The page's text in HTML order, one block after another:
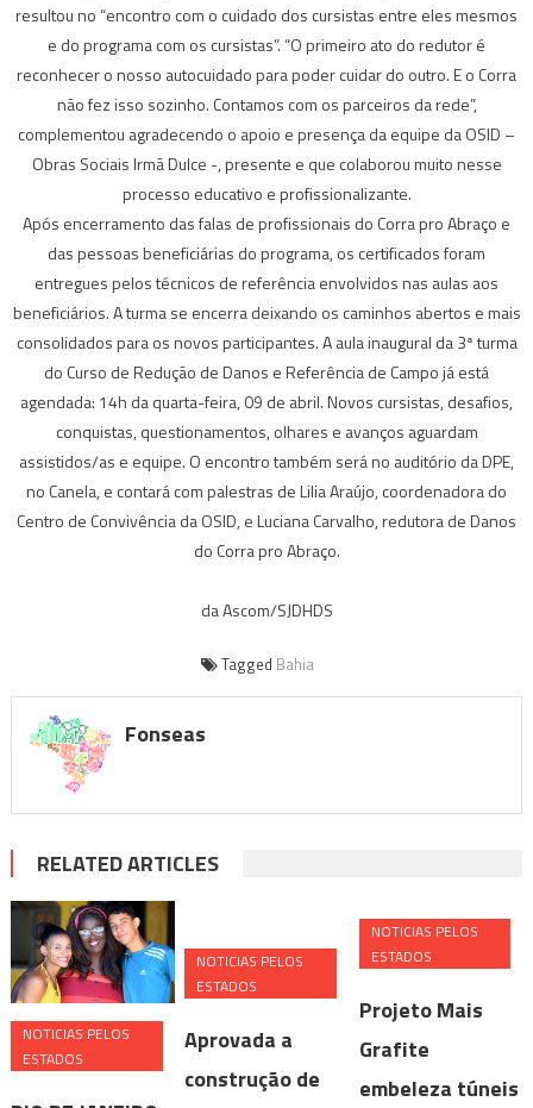
resultou no “encontro com o cuidado dos cursistas entre eles mesmos
e do programa com os cursistas”. “O primeiro ato do redutor é
reconhecer o nosso autocuidado para poder cuidar do outro. E o Corra
não fez isso sozinho. Contamos com os parceiros da rede”,
complementou agradecendo o apoio e presença da equipe da OSID –
Obras Sociais Irmã Dulce -, presente e que colaborou muito nesse
processo educativo e profissionalizante.
Após encerramento das falas de profissionais do Corra pro Abraço e
das pessoas beneficiárias do programa, os certificados foram
entregues pelos técnicos de referência envolvidos nas aulas aos
beneficiários. A turma se encerra deixando os caminhos abertos e mais
consolidados para os novos participantes. A aula inaugural da 3ª turma
do Curso de Redução de Danos e Referência de Campo já está
agendada: 14h da quarta-feira, 09 de abril. Novos cursistas, desafios,
conquistas, questionamentos, olhares e avanços aguardam
assistidos/as e equipe. O encontro também será no auditório da DPE,
no Canela, e contará com palestras de Lilia Araújo, coordenadora do
Centro de Convivência da OSID, e Luciana Carvalho, redutora de Danos
do Corra pro Abraço.
da Ascom/SJDHDS
Tagged Bahia
Fonseas
RELATED ARTICLES
NOTICIAS PELOS
ESTADOS
NOTICIAS PELOS
ESTADOS
Aprovada a
construção de
NOTICIAS PELOS
ESTADOS
Projeto Mais
Grafite
embeleza túneis